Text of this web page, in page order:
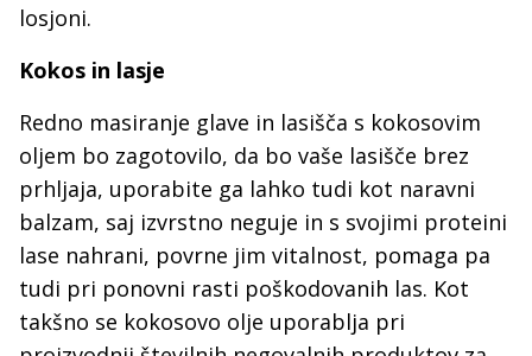
losjoni.
Kokos in lasje
Redno masiranje glave in lasišča s kokosovim
oljem bo zagotovilo, da bo vaše lasišče brez
prhljaja, uporabite ga lahko tudi kot naravni
balzam, saj izvrstno neguje in s svojimi proteini
lase nahrani, povrne jim vitalnost, pomaga pa
tudi pri ponovni rasti poškodovanih las. Kot
takšno se kokosovo olje uporablja pri